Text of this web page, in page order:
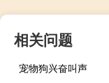
相关问题
宠物狗兴奋叫声